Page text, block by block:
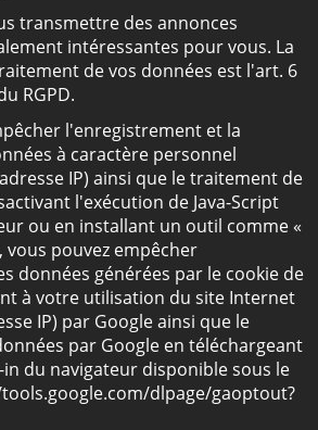
transmettre des annonces
intéressantes pour vous. La
de vos données est l'art. 6
RGPD.
l'enregistrement et la
à caractère personnel
IP) ainsi que le traitement de
l'exécution de Java-Script
ou en installant un outil comme «
vous pouvez empêcher
données générées par le cookie de
à votre utilisation du site Internet
IP) par Google ainsi que le
par Google en téléchargeant
du navigateur disponible sous le
dlpage/gaoptout?